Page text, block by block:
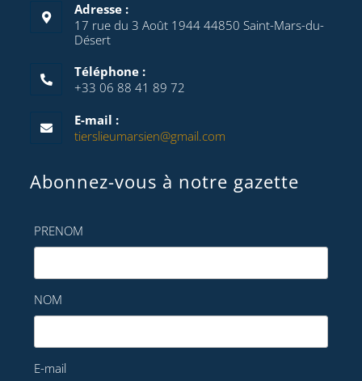
Adresse :
17 rue du 3 Août 1944 44850 Saint-Mars-du-
Désert
Téléphone :
+33 06 88 41 89 72
E-mail :
tierslieumarsien@gmail.com
Abonnez-vous à notre gazette
PRENOM
NOM
E-mail